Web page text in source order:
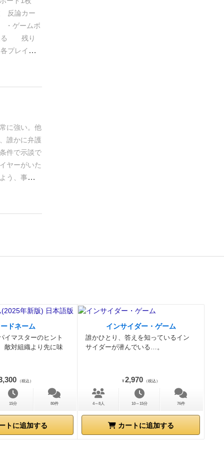
なかなか突
でできる仲
せん。ビジ
反論カー
ゲームボ
残り
プレイヤ
なったら、
数に上限
ード1枚で
を出
り出され
れは
プレイ
テップを
ている弁
2.裁判料
法廷の裁判
を表
刑量の和
ヤーがダ
たら、被
たら、被
に強い。他
誰かに弁護
件で示談で
ヤーがいた
う、事件は
ドネーム
イマスターのヒント
敵対組織より先に味
（税込）
15分 80件
トに追加する
インサイダー・ゲーム
誰かひとり、答えを知っているイン
サイダーが潜んでいる…。
¥ 2,970 （税込）
4～8人 10～15分 76件
カートに追加する